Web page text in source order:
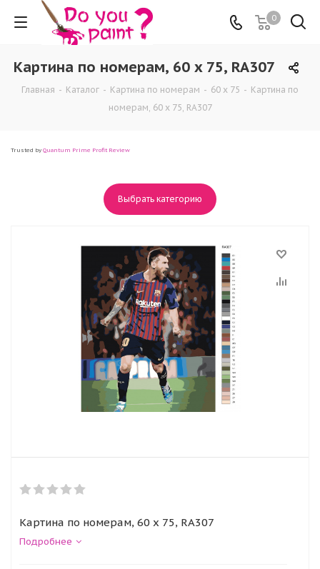
0
Картина по номерам, 60 x 75, RA307
Главная - Каталог - Картина по номерам - 60 x 75 - Картина по
номерам, 60 x 75, RA307
Trusted by Quantum Prime Profit Review
Выбрать категорию
Картина по номерам, 60 x 75, RA307
Подробнее